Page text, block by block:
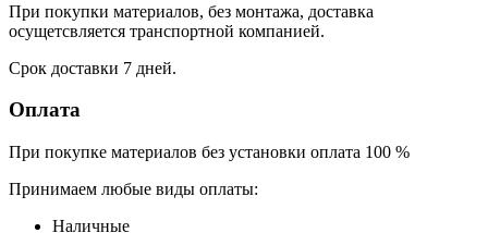
При покупки материалов, без монтажа, доставка
осущетсвляется транспортной компанией.
Срок доставки 7 дней.
Оплата
При покупке материалов без установки оплата 100 %
Принимаем любые виды оплаты:
Наличные